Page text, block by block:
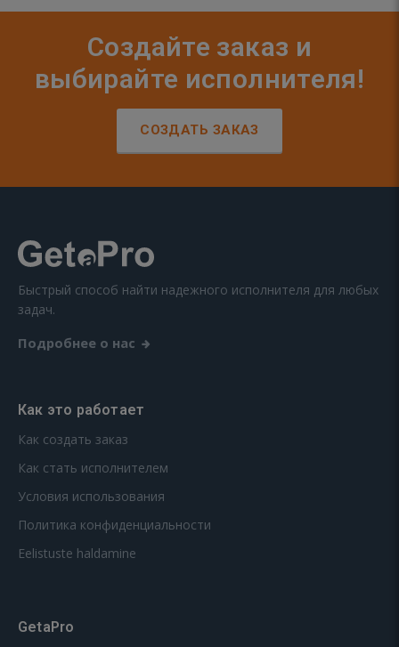
Создайте заказ и
выбирайте исполнителя!
СОЗДАТЬ ЗАКАЗ
Быстрый способ найти надежного исполнителя для любых
задач.
Подробнее о нас
Как это работает
Как создать заказ
Как стать исполнителем
Условия использования
Политика конфиденциальности
Eelistuste haldamine
GetaPro